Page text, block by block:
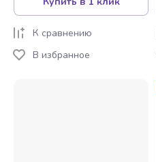
К сравнению
В избранное